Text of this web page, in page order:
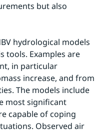
but also
hydrological models
tools. Examples are
in particular
increase, and from
The models include
most significant
capable of coping
Observed air